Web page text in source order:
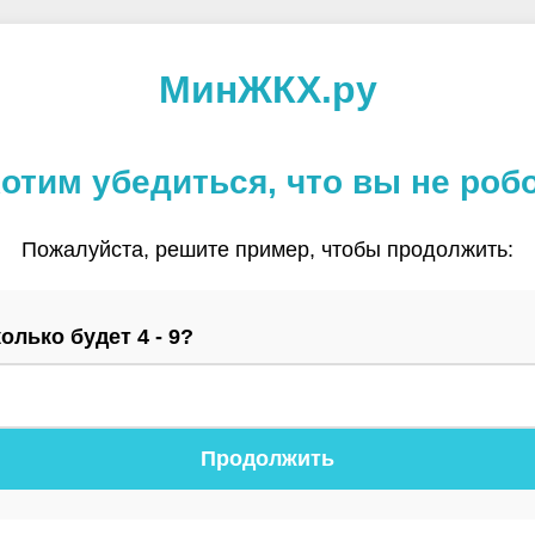
МинЖКХ.ру
убедиться, что вы не
Пожалуйста, решите пример, чтобы продолжить:
будет 4 - 9?
Продолжить